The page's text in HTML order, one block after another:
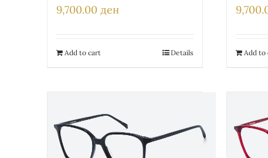
9,700.00 ден
Add to cart Details Add to